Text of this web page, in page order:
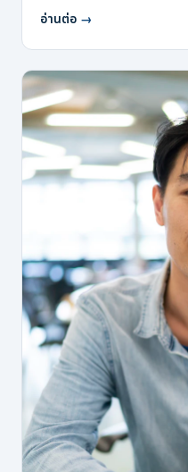
อ่านต่อ →